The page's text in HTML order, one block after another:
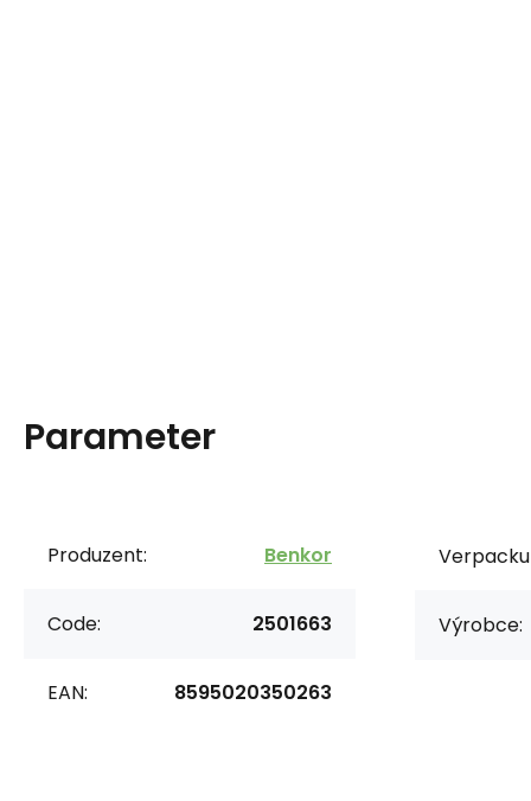
Parameter
Produzent: Benkor
Code: 2501663
EAN: 8595020350263
Výrobce: